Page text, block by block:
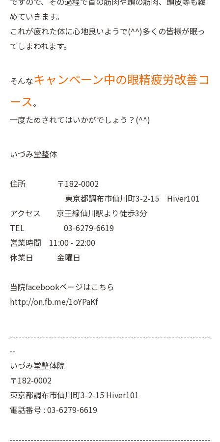
めていきます。
これが疲れた体に心地良いようで(^^)多くの皆様が眠っ
てしまわれます。
そんなキャンペーン中の眼精疲労改善コ
ース。
一度ためされてはいかがでしょう？(^^)
いづみ堂整体
住所 〒182-0002
東京都調布市仙川町3-2-15 Hiver101
アクセス 京王線仙川駅より徒歩3分
TEL 03-6279-6619
営業時間 11:00 - 22:00
休業日 金曜日
当院facebookページはこちら
http://on.fb.me/1oYPaKf
--------------------------------------------------------------------
--
いづみ堂整体院
〒182-0002
東京都調布市仙川町3-2-15 Hiver101
電話番号 : 03-6279-6619
--------------------------------------------------------------------